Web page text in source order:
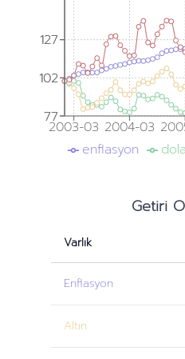
2003-03 2004-03
77
102
127
77
102
127
enflasyon
Getiri
Varlık
Enflasyon
Altın